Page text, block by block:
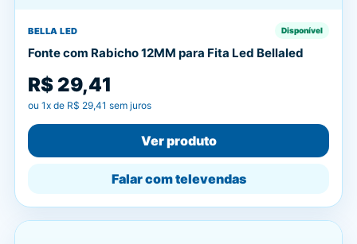
BELLA LED Disponível
Fonte com Rabicho 12MM para Fita Led Bellaled
R$ 29,41
ou 1x de R$ 29,41 sem juros
Ver produto
Falar com televendas